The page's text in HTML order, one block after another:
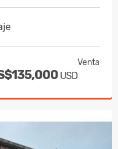
Venta
USD